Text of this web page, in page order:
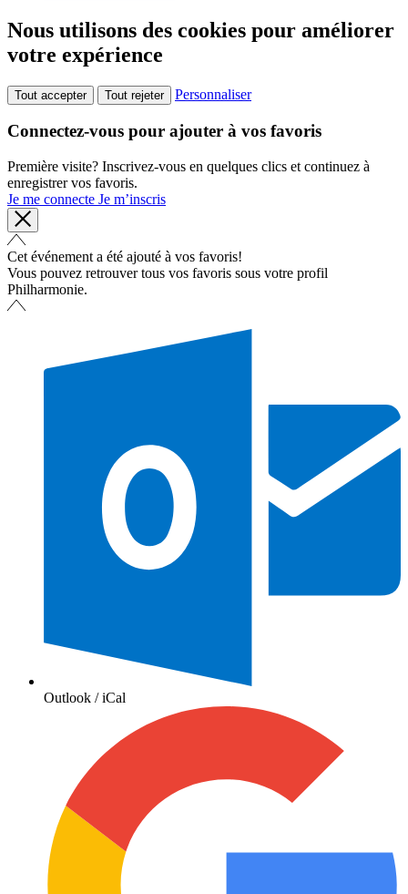
Nous utilisons des cookies pour améliorer
votre expérience
Tout accepter Tout rejeter Personnaliser
Connectez-vous pour ajouter à vos favoris
Première visite? Inscrivez-vous en quelques clics et continuez à
enregistrer vos favoris.
Je me connecte Je m’inscris
Cet événement a été ajouté à vos favoris!
Vous pouvez retrouver tous vos favoris sous votre profil
Philharmonie.
Outlook / iCal